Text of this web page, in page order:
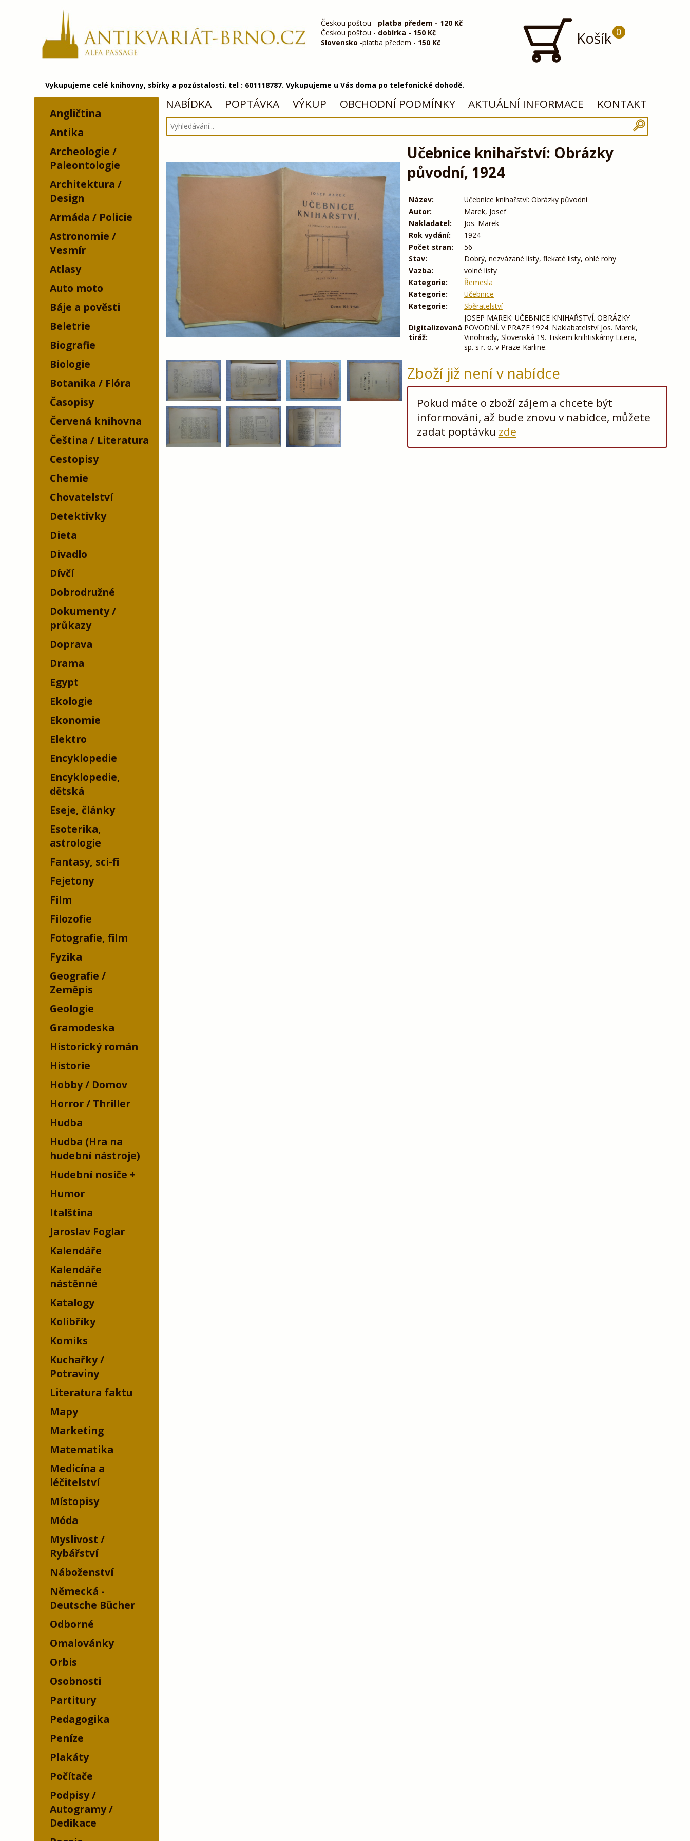
Českou poštou - platba předem - 120 Kč
Českou poštou - dobírka - 150 Kč
Slovensko -platba předem - 150 Kč Košík 0
Vykupujeme celé knihovny, sbírky a pozůstalosti. tel : 601118787. Vykupujeme u Vás doma po telefonické dohodě.
Angličtina
Antika
Archeologie /
Paleontologie
Architektura /
Design
Armáda / Policie
Astronomie /
Vesmír
Atlasy
Auto moto
Báje a pověsti
Beletrie
Biografie
Biologie
Botanika / Flóra
Časopisy
Červená knihovna
Čeština / Literatura
Cestopisy
Chemie
Chovatelství
Detektivky
Dieta
Divadlo
Dívčí
Dobrodružné
Dokumenty /
průkazy
Doprava
Drama
Egypt
Ekologie
Ekonomie
Elektro
Encyklopedie
Encyklopedie,
dětská
Eseje, články
Esoterika,
astrologie
Fantasy, sci-fi
Fejetony
Film
Filozofie
Fotografie, film
Fyzika
Geografie /
Zeměpis
Geologie
Gramodeska
Historický román
Historie
Hobby / Domov
Horror / Thriller
Hudba
Hudba (Hra na
hudební nástroje)
Hudební nosiče
Humor
Italština
Jaroslav Foglar
Kalendáře
Kalendáře
nástěnné
Katalogy
Kolibříky
Komiks
Kuchařky /
Potraviny
Literatura faktu
Mapy
Marketing
Matematika
Medicína a
léčitelství
Místopisy
Móda
Myslivost /
Rybářství
Náboženství
Německá -
Deutsche Bücher
Odborné
Omalovánky
Orbis
Osobnosti
Partitury
Pedagogika
Peníze
Plakáty
Počítače
Podpisy /
Autogramy /
Dedikace
NABÍDKA POPTÁVKA VÝKUP OBCHODNÍ PODMÍNKY AKTUÁLNÍ INFORMACE KONTAKT
Učebnice knihařství: Obrázky
původní, 1924
Název:
Učebnice knihařství: Obrázky původní
Autor:
Marek, Josef
Nakladatel:
Jos. Marek
Rok vydání:
1924
Počet stran:
56
Stav:
Dobrý, nezvázané listy, flekaté listy, ohlé rohy
Vazba:
volné listy
Kategorie:
Řemesla
Kategorie:
Učebnice
Kategorie:
Sběratelství
Digitalizovaná
tiráž:
JOSEP MAREK: UČEBNICE KNIHAŘSTVÍ. OBRÁZKY
POVODNÍ. V PRAZE 1924. Naklabatelství Jos. Marek,
Vinohrady, Slovenská 19. Tiskem knihtiskárny Litera,
sp. s r. o. v Praze-Karline.
Zboží již není v nabídce
Pokud máte o zboží zájem a chcete být
informováni, až bude znovu v nabídce, můžete
zadat poptávku zde